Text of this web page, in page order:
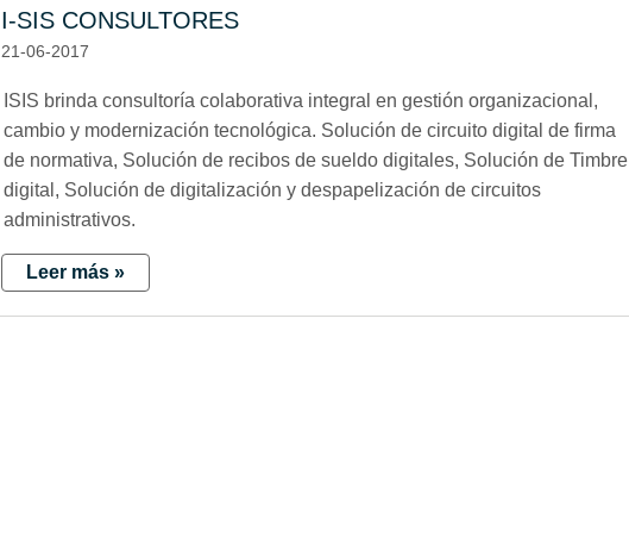
I-SIS CONSULTORES
21-06-2017
ISIS brinda consultoría colaborativa integral en gestión organizacional,
cambio y modernización tecnológica. Solución de circuito digital de firma
de normativa, Solución de recibos de sueldo digitales, Solución de Timbre
digital, Solución de digitalización y despapelización de circuitos
administrativos.
Leer más »